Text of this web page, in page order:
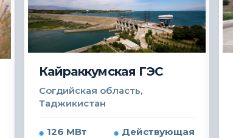
Кайраккумская ГЭС
Согдийская область,
Таджикистан
126 МВт Действующая